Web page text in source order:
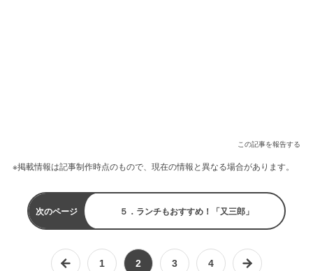
この記事を報告する
※掲載情報は記事制作時点のもので、現在の情報と異なる場合があります。
次のページ ５．ランチもおすすめ！「又三郎」
1 2 3 4